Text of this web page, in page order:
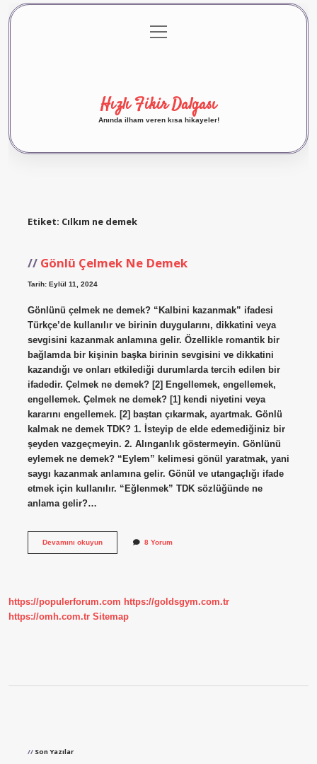
Gizlilik Politikası
menüyü
aç
Hızlı Fikir Dalgası
Anında ilham veren kısa hikayeler!
Etiket: Cılkım ne demek
Gönlü Çelmek Ne Demek
Tarih: Eylül 11, 2024
Gönlünü çelmek ne demek? “Kalbini kazanmak” ifadesi
Türkçe’de kullanılır ve birinin duygularını, dikkatini veya
sevgisini kazanmak anlamına gelir. Özellikle romantik bir
bağlamda bir kişinin başka birinin sevgisini ve dikkatini
kazandığı ve onları etkilediği durumlarda tercih edilen bir
ifadedir. Çelmek ne demek? [2] Engellemek, engellemek,
engellemek. Çelmek ne demek? [1] kendi niyetini veya
kararını engellemek. [2] baştan çıkarmak, ayartmak. Gönlü
kalmak ne demek TDK? 1. İsteyip de elde edemediğiniz bir
şeyden vazgeçmeyin. 2. Alınganlık göstermeyin. Gönlünü
eylemek ne demek? “Eylem” kelimesi gönül yaratmak, yani
saygı kazanmak anlamına gelir. Gönül ve utangaçlığı ifade
etmek için kullanılır. “Eğlenmek” TDK sözlüğünde ne
anlama gelir?…
Devamını okuyunGönlü
8 Yorum
https://populerforum.com https://goldsgym.com.tr
https://omh.com.tr Sitemap
Son Yazılar